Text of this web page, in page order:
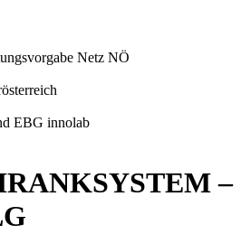
Netz NÖ
EBG innolab
–